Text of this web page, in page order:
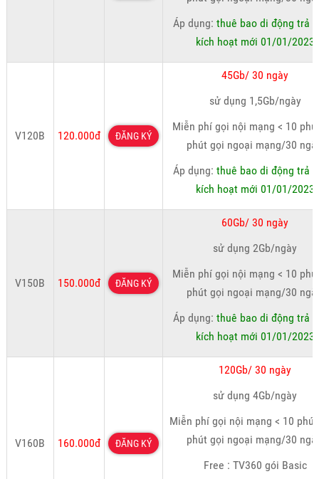
Áp dụng:thuê bao di động trả
kích hoạt mới 01/01/2023
V120B 120.000đ ĐĂNG KÝ
45Gb/ 30 ngày
sử dụng 1,5Gb/ngày
Miễn phí gọi nội mạng < 10
phút gọi ngoại mạng/30
Áp dụng:thuê bao di động trả
kích hoạt mới 01/01/2023
V150B 150.000đ ĐĂNG KÝ
60Gb/ 30 ngày
sử dụng 2Gb/ngày
Miễn phí gọi nội mạng < 10
phút gọi ngoại mạng/30
Áp dụng:thuê bao di động trả
kích hoạt mới 01/01/2023
V160B 160.000đ ĐĂNG KÝ
120Gb/ 30 ngày
sử dụng 4Gb/ngày
Miễn phí gọi nội mạng < 10
phút gọi ngoại mạng/30
Free : TV360 gói Basic